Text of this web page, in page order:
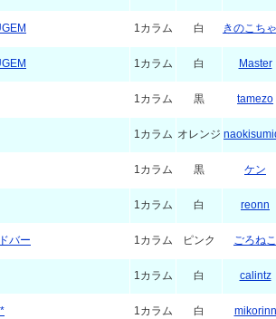
1カラム 白 きのこち
1カラム 白 Master
1カラム 黒 tamezo
1カラム オレンジ
1カラム 黒 ケン
1カラム 白 reonn
バー 1カラム ピンク ごろねこ
1カラム 白 calintz
1カラム 白 mikorinn